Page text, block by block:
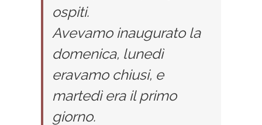
ospiti.
Avevamo inaugurato la
domenica, lunedì
eravamo chiusi, e
martedì era il primo
giorno.